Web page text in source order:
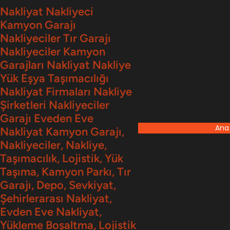
İçeriğe
geç
Nakliyat Nakliyeci
Kamyon Garajı
Nakliyeciler Tır Garajı
Nakliyeciler Kamyon
Garajları Nakliyat Nakliye
Yük Eşya Taşımacılığı
Nakliyat Firmaları Nakliye
Şirketleri Nakliyeciler
Garajı Eveden Eve
Nakliyat Kamyon Garajı,
Nakliyeciler, Nakliye,
Taşımacılık, Lojistik, Yük
Taşıma, Kamyon Parkı, Tır
Garajı, Depo, Sevkiyat,
Şehirlerarası Nakliyat,
Evden Eve Nakliyat,
Yükleme Boşaltma, Lojistik